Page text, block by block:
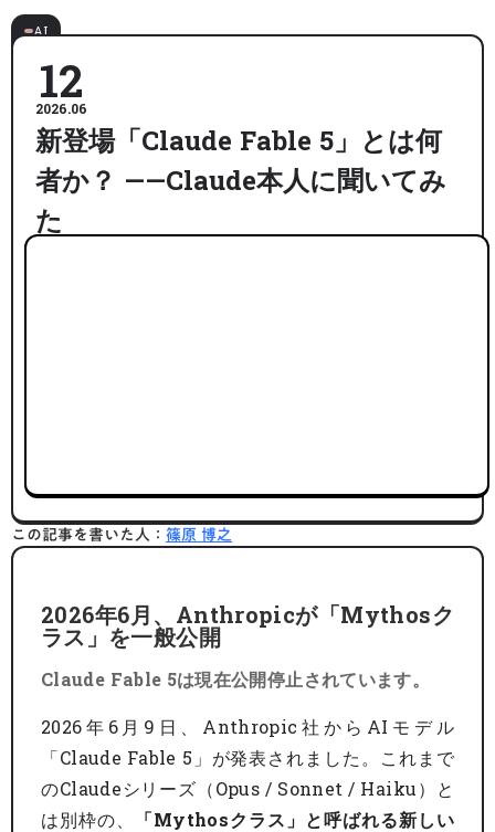
AI
12
2026.06
新登場「Claude Fable 5」とは何
者か？ ——Claude本人に聞いてみ
た
この記事を書いた人：篠原 博之
2026年6月、Anthropicが「Mythosク
ラス」を一般公開
Claude Fable 5は現在公開停止されています。
2026年6月9日、Anthropic社からAIモデル
「Claude Fable 5」が発表されました。これまで
のClaudeシリーズ（Opus / Sonnet / Haiku）と
は別枠の、
「Mythosクラス」と呼ばれる新しい